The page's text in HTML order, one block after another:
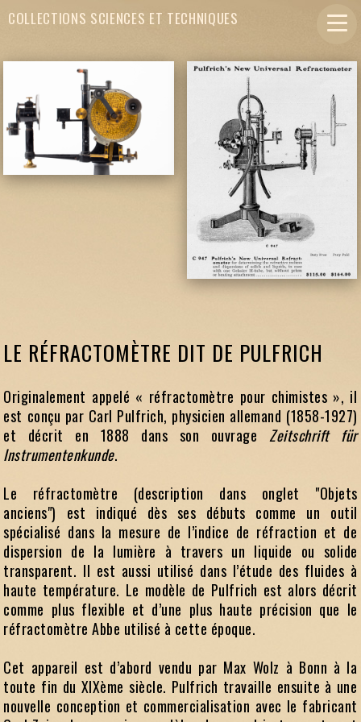
COLLECTIONS SCIENCES ET TECHNIQUES
LE RÉFRACTOMÈTRE DIT DE PULFRICH
Originalement appelé « réfractomètre pour chimistes », il
est conçu par Carl Pulfrich, physicien allemand (1858-1927)
et décrit en 1888 dans son ouvrage Zeitschrift für
Instrumentenkunde.
Le réfractomètre (description dans onglet "Objets
anciens") est indiqué dès ses débuts comme un outil
spécialisé dans la mesure de l’indice de réfraction et de
dispersion de la lumière à travers un liquide ou solide
transparent. Il est aussi utilisé dans l’étude des fluides à
haute température. Le modèle de Pulfrich est alors décrit
comme plus flexible et d’une plus haute précision que le
réfractomètre Abbe utilisé à cette époque.
Cet appareil est d’abord vendu par Max Wolz à Bonn à la
toute fin du XIXème siècle. Pulfrich travaille ensuite à une
nouvelle conception et commercialisation avec le fabricant